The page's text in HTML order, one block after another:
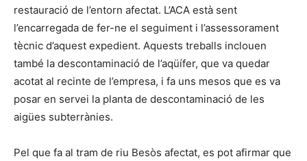
restauració de l’entorn afectat. L’ACA està sent
l’encarregada de fer-ne el seguiment i l’assessorament
tècnic d’aquest expedient. Aquests treballs inclouen
també la descontaminació de l’aqüífer, que va quedar
acotat al recinte de l’empresa, i fa uns mesos que es va
posar en servei la planta de descontaminació de les
aigües subterrànies.
Pel que fa al tram de riu Besòs afectat, es pot afirmar que